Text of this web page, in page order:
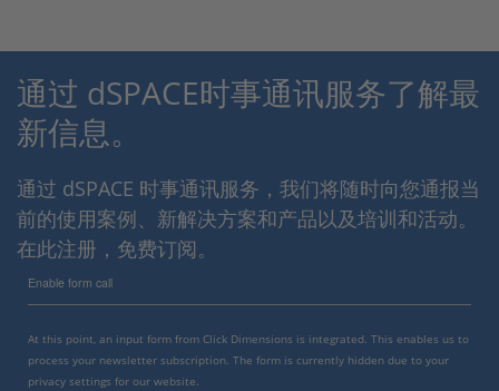
通过 dSPACE时事通讯服务了解最
新信息。
通过 dSPACE 时事通讯服务，我们将随时向您通报当
前的使用案例、新解决方案和产品以及培训和活动。
在此注册，免费订阅。
Enable form call
At this point, an input form from Click Dimensions is integrated. This enables us to
process your newsletter subscription. The form is currently hidden due to your
privacy settings for our website.